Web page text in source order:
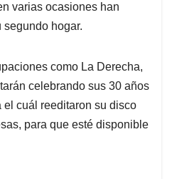
varias ocasiones han
segundo hogar.
como La Derecha,
celebrando sus 30 años
el cuál reeditaron su disco
para que esté disponible